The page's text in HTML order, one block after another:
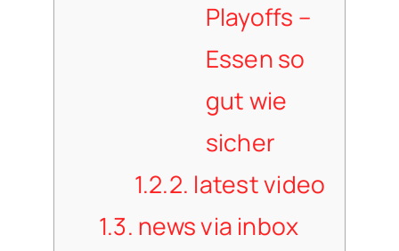
Playoffs –
Essen so
gut wie
sicher
1.2.2. latest video
1.3. news via inbox